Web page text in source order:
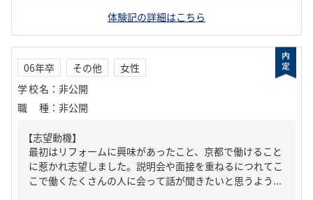
体験記の詳細はこちら
06年卒 その他
女性
学校名 ： 非公開
職種 ： 非公開
【志望動機】
最初はリフォームに興味があったこと、京都で働けること
に惹かれ志望しました。説明会や面接を重ねるにつれてこ
こで働くたくさんの人に会って話が聞きたいと思うよう...